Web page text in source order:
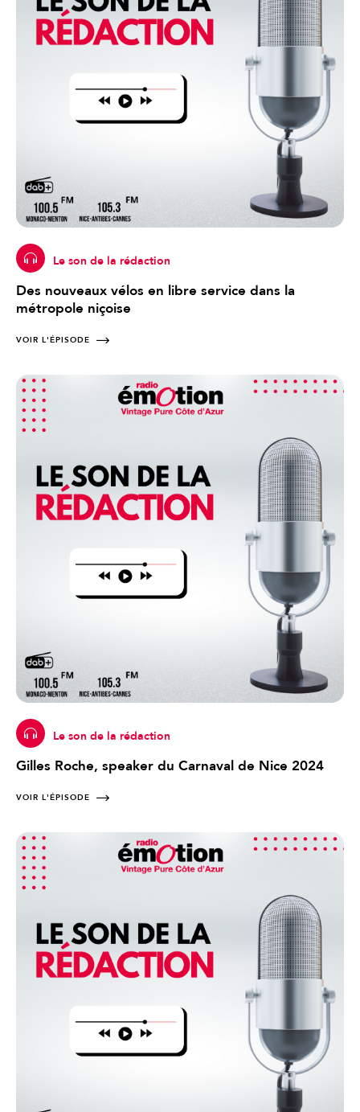
Le son de la rédaction
Des nouveaux vélos en libre service dans la
métropole niçoise
VOIR L'ÉPISODE
Le son de la rédaction
Gilles Roche, speaker du Carnaval de Nice 2024
VOIR L'ÉPISODE